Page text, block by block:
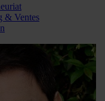
& Ventes